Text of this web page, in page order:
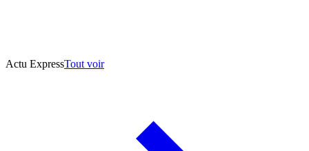
Actu ExpressTout voir